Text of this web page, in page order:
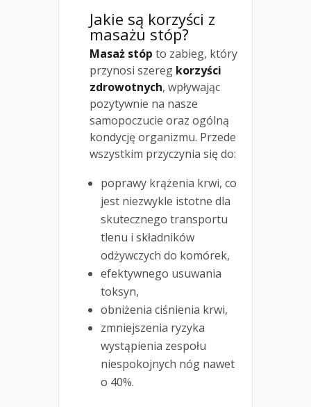
Jakie są korzyści z
masażu stóp?
Masaż stóp to zabieg, który
przynosi szereg korzyści
zdrowotnych, wpływając
pozytywnie na nasze
samopoczucie oraz ogólną
kondycję organizmu. Przede
wszystkim przyczynia się do:
poprawy krążenia krwi, co
jest niezwykle istotne dla
skutecznego transportu
tlenu i składników
odżywczych do komórek,
efektywnego usuwania
toksyn,
obniżenia ciśnienia krwi,
zmniejszenia ryzyka
wystąpienia zespołu
niespokojnych nóg nawet
o 40%.